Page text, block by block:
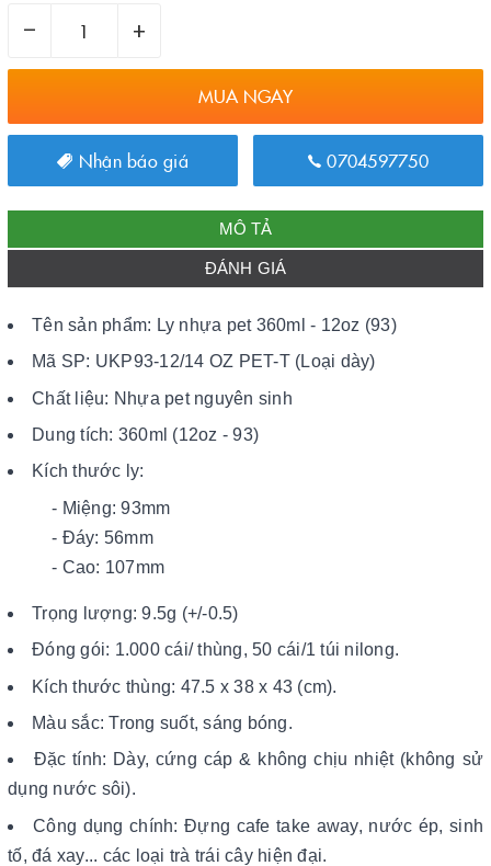
– +
MUA NGAY
Nhận báo giá 0704597750
MÔ TẢ
ĐÁNH GIÁ
Tên sản phẩm: Ly nhựa pet 360ml - 12oz (93)
Mã SP: UKP93-12/14 OZ PET-T (Loại dày)
Chất liệu: Nhựa pet nguyên sinh
Dung tích: 360ml (12oz - 93)
Kích thước ly:
- Miệng: 93mm
- Đáy: 56mm
- Cao: 107mm
Trọng lượng: 9.5g (+/-0.5)
Đóng gói: 1.000 cái/ thùng, 50 cái/1 túi nilong.
Kích thước thùng: 47.5 x 38 x 43 (cm).
Màu sắc: Trong suốt, sáng bóng.
Đặc tính: Dày, cứng cáp & không chịu nhiệt (không sử
dụng nước sôi).
Công dụng chính: Đựng cafe take away, nước ép, sinh
tố, đá xay... các loại trà trái cây hiện đại.